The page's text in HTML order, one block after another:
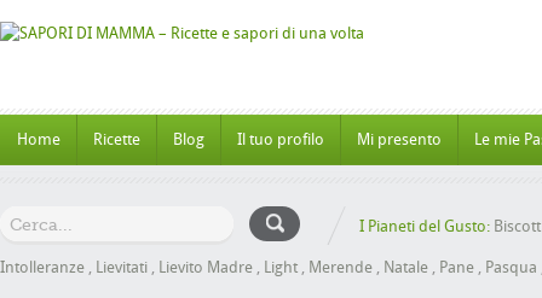
Home Ricette Blog Il tuo profilo Mi presento Le mie
I Pianeti del Gusto:
Intolleranze , Lievitati , Lievito Madre , Light , Merende , Natale , Pane , Pasqua